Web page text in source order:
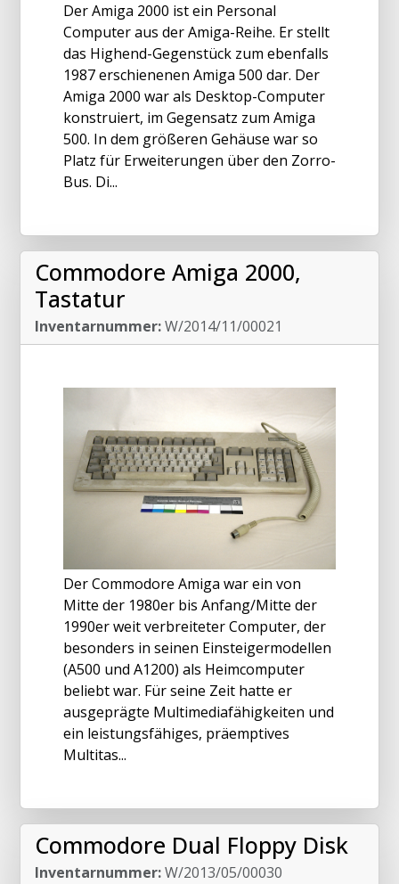
Der Amiga 2000 ist ein Personal
Computer aus der Amiga-Reihe. Er stellt
das Highend-Gegenstück zum ebenfalls
1987 erschienenen Amiga 500 dar. Der
Amiga 2000 war als Desktop-Computer
konstruiert, im Gegensatz zum Amiga
500. In dem größeren Gehäuse war so
Platz für Erweiterungen über den Zorro-
Bus. Di...
Commodore Amiga 2000,
Tastatur
Inventarnummer:W/2014/11/00021
Der Commodore Amiga war ein von
Mitte der 1980er bis Anfang/Mitte der
1990er weit verbreiteter Computer, der
besonders in seinen Einsteigermodellen
(A500 und A1200) als Heimcomputer
beliebt war. Für seine Zeit hatte er
ausgeprägte Multimediafähigkeiten und
ein leistungsfähiges, präemptives
Multitas...
Commodore Dual Floppy Disk
Inventarnummer:W/2013/05/00030